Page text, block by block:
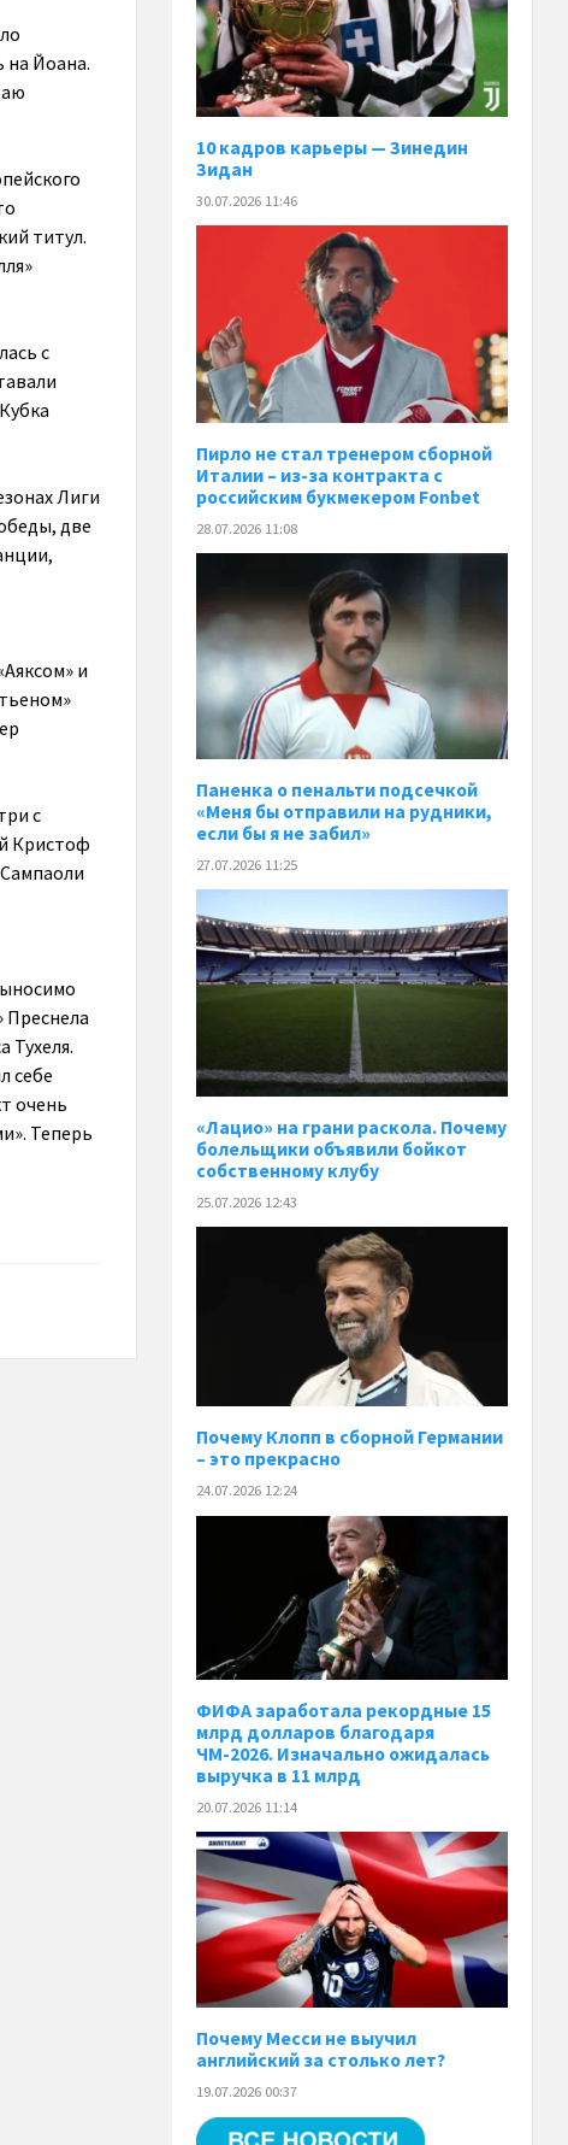
на Йоана.
титул.
с
Лиги
две
и
с
Кристоф
Преснела
Тухеля.
себе
очень
Теперь
10 кадров карьеры — Зинедин
Зидан
30.07.2026 11:46
Пирло не стал тренером сборной
Италии – из-за контракта с
российским букмекером Fonbet
28.07.2026 11:08
Паненка o пенальти подсечкой
«Меня бы отправили на рудники,
если бы я не забил»
27.07.2026 11:25
«Лацио» на грани раскола. Почему
болельщики объявили бойкот
собственному клубу
25.07.2026 12:43
Почему Клопп в сборной Германии
– это прекрасно
24.07.2026 12:24
ФИФА заработала рекордные 15
млрд долларов благодаря
ЧМ-2026. Изначально ожидалась
выручка в 11 млрд
20.07.2026 11:14
Почему Месси не выучил
английский за столько лет?
19.07.2026 00:37